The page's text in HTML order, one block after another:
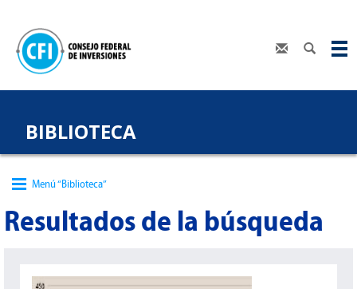
BIBLIOTECA
Menú “Biblioteca”
Resultados de la búsqueda